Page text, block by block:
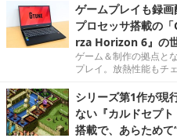
ゲームプレイも録
プロセッサ搭載の
rza Horizon 6』の
ゲーム＆制作の拠点と
プレイ。放熱性能もチ
シリーズ第1作が現
ない『カルドセプ
搭載で、あらためて